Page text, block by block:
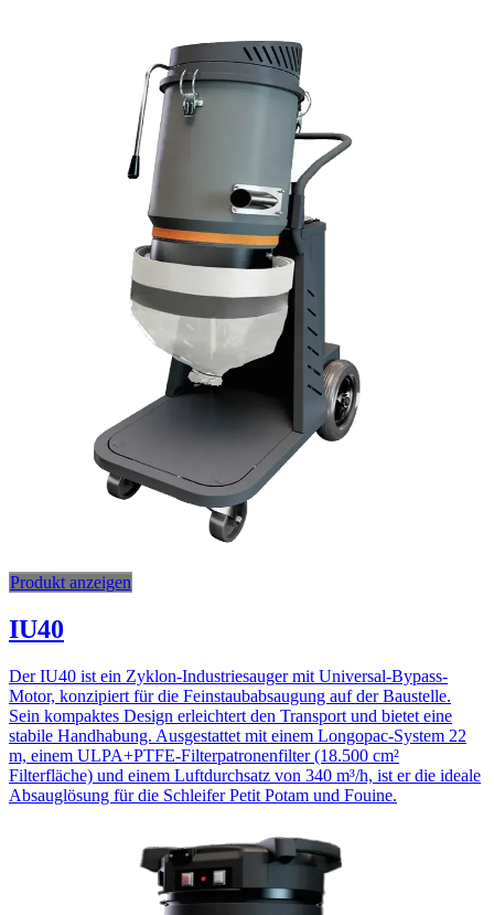
Produkt anzeigen
IU40
Der IU40 ist ein Zyklon-Industriesauger mit Universal-Bypass-
Motor, konzipiert für die Feinstaubabsaugung auf der Baustelle.
Sein kompaktes Design erleichtert den Transport und bietet eine
stabile Handhabung. Ausgestattet mit einem Longopac-System 22
m, einem ULPA+PTFE-Filterpatronenfilter (18.500 cm²
Filterfläche) und einem Luftdurchsatz von 340 m³/h, ist er die ideale
Absauglösung für die Schleifer Petit Potam und Fouine.